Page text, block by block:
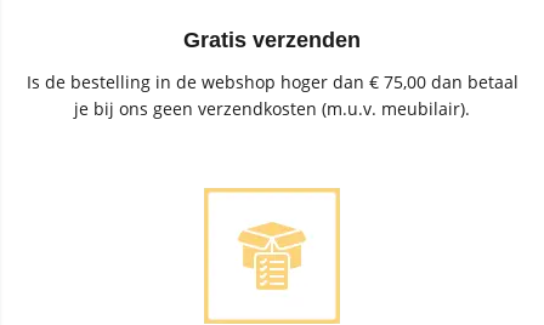
Gratis verzenden
Is de bestelling in de webshop hoger dan € 75,00 dan betaal
je bij ons geen verzendkosten (m.u.v. meubilair).